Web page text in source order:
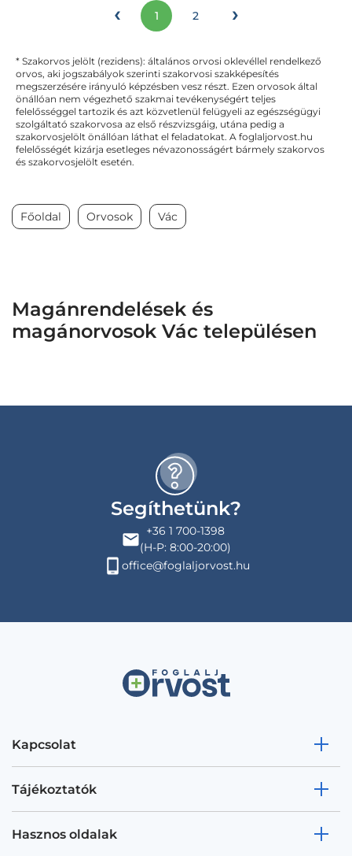
‹ 1 2 ›
* Szakorvos jelölt (rezidens): általános orvosi oklevéllel rendelkező
orvos, aki jogszabályok szerinti szakorvosi szakképesítés
megszerzésére irányuló képzésben vesz részt. Ezen orvosok által
önállóan nem végezhető szakmai tevékenységért teljes
felelősséggel tartozik és azt közvetlenül felügyeli az egészségügyi
szolgáltató szakorvosa az első részvizsgáig, utána pedig a
szakorvosjelölt önállóan láthat el feladatokat. A foglaljorvost.hu
felelősségét kizárja esetleges névazonosságért bármely szakorvos
és szakorvosjelölt esetén.
Főoldal Orvosok Vác
Magánrendelések és
magánorvosok Vác településen
Segíthetünk?
+36 1 700-1398
(H-P: 8:00-20:00)
office@foglaljorvost.hu
Kapcsolat
Tájékoztatók
Hasznos oldalak